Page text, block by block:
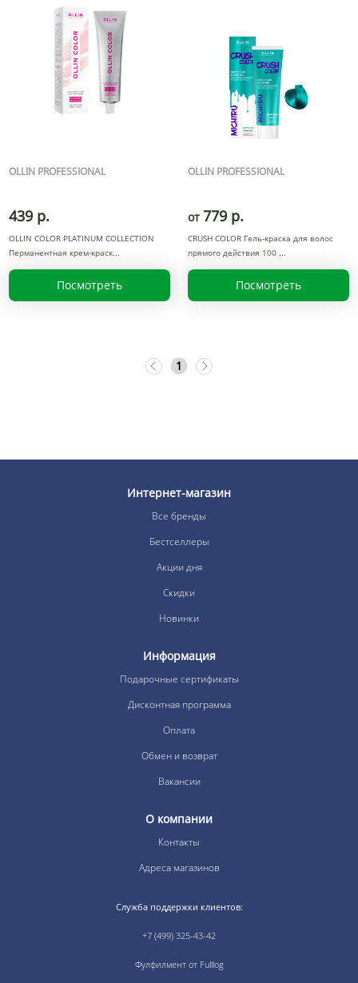
OLLIN PROFESSIONAL
439 р.
OLLIN COLOR PLATINUM COLLECTION
Перманентная крем-краск
Посмотреть
OLLIN PROFESSIONAL
от 779 р.
CRUSH COLOR Гель-краска для волос
прямого действия 100
Посмотреть
1
Интернет-магазин
Все бренды
Бестселлеры
Акции дня
Скидки
Новинки
Информация
Подарочные сертификаты
Дисконтная программа
Оплата
Обмен и возврат
Вакансии
О компании
Контакты
Адреса магазинов
Служба поддержки клиентов:
+7 (499) 325-43-42
Фулфилмент от Fulllog